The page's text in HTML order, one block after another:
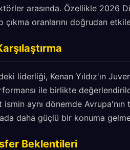
arasında. Özellikle 2026
oranlarını doğrudan
liderliği, Kenan Yıldız'ın
ile birlikte
ismin aynı dönemde
daha güçlü bir konuma
Beklentileri